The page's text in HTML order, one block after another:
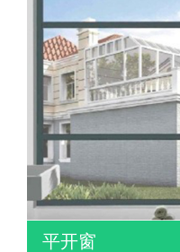
平开窗